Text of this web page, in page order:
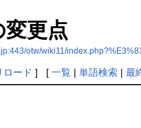
変更点
otw/wiki11/
ロード ] [ 一覧| 単語検索| 最